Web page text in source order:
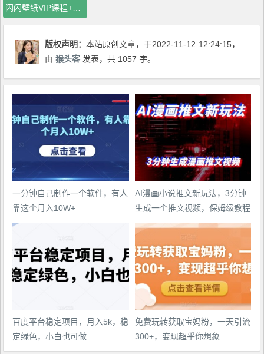
版权声明：本站原创文章，于2022-11-12 12:24:15，
由猴头客 发表，共 1057 字。
一分钟自己制作一个软件，有人
靠这个月入10W+
AI漫画小说推文新玩法，3分钟
生成一个推文视频，保姆级教程
【配项目操作和软件教程】
百度平台稳定项目，月入5k，稳
定绿色，小白也可做
免费玩转获取宝妈粉，一天引流
300+，变现超乎你想象